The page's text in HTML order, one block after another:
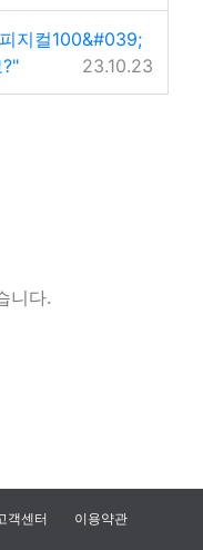
지컬100&#039;
23.10.23
니다.
객센터 이용약관